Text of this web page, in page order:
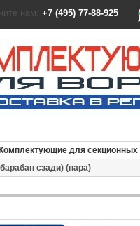
нам: +7 (495) 77-88-925
Комплектующие для
сзади) (пара)